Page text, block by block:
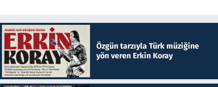
Özgün tarzıyla Türk müziğine
yön veren Erkin Koray